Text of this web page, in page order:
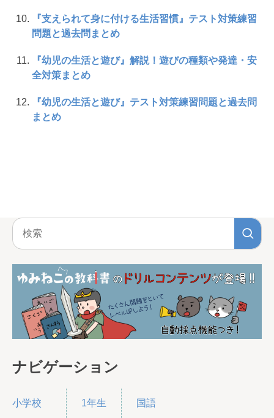
『支えられて身に付ける生活習慣』テスト対策練習
問題と過去問まとめ
『幼児の生活と遊び』解説！遊びの種類や発達・安
全対策まとめ
『幼児の生活と遊び』テスト対策練習問題と過去問
まとめ
ナビゲーション
小学校 1年生 国語